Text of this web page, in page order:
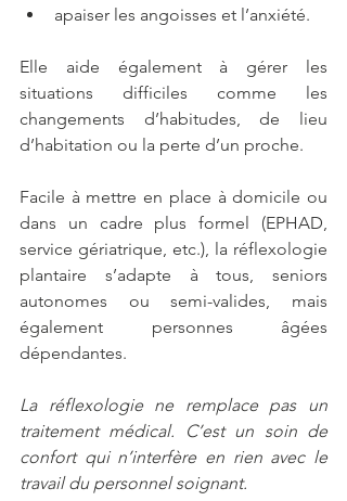
apaiser les angoisses et l’anxiété.
Elle aide également à gérer les
situations difficiles comme les
changements d’habitudes, de lieu
d’habitation ou la perte d’un proche.
Facile à mettre en place à domicile ou
dans un cadre plus formel (EPHAD,
service gériatrique, etc.), la réflexologie
plantaire s’adapte à tous, seniors
autonomes ou semi-valides, mais
également personnes âgées
dépendantes.
La réflexologie ne remplace pas un
traitement médical. C’est un soin de
confort qui n’interfère en rien avec le
travail du personnel soignant.